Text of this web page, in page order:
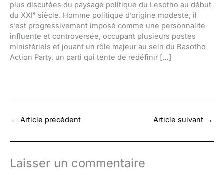
plus discutées du paysage politique du Lesotho au début
du XXIᵉ siècle. Homme politique d’origine modeste, il
s’est progressivement imposé comme une personnalité
influente et controversée, occupant plusieurs postes
ministériels et jouant un rôle majeur au sein du Basotho
Action Party, un parti qui tente de redéfinir […]
← Article précédent Article suivant →
Laisser un commentaire